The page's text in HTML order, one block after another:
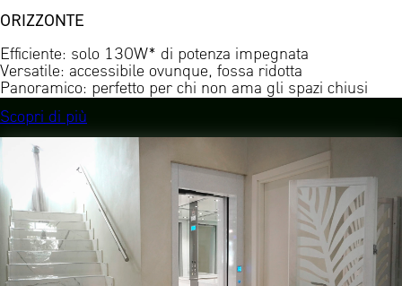
ORIZZONTE
Efficiente: solo 130W* di potenza impegnata
Versatile: accessibile ovunque, fossa ridotta
Panoramico: perfetto per chi non ama gli spazi chiusi
Scopri di più